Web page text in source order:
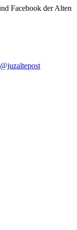
@juzaltepost